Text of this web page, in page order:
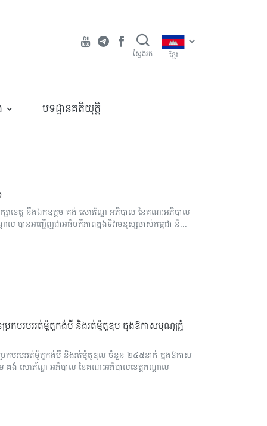
ស្វែងរក ខ្មែរ
បទដ្ឋានគតិយុត្តិ
សាខេត្ត នឹងឯកឧត្ដម គង់ សោភ័ណ្ឌ អភិបាល នៃគណៈអភិបាល
ល បានអញ្ជើញជាអធិបតីភាពក្នុងទិវាមនុស្សចាស់កម្ពុជា និ...
របររត់ម៉ូតូកង់បី និងរត់ម៉ូតូឌុប ក្នុងឱកាសបុណ្យភ្ជំ
បរបររត់ម៉ូតូកង់បី និងរត់ម៉ូតូឌុល ចំនួន ២៤៥នាក់ ក្នុងឱកាស
ម គង់ សោភ័ណ្ឌ អភិបាល នៃគណៈអភិបាលខេត្តកណ្តាល